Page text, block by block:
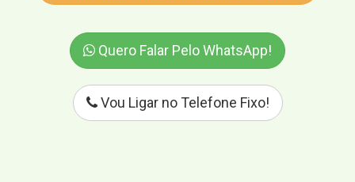
Quero Falar Pelo WhatsApp!
Vou Ligar no Telefone Fixo!